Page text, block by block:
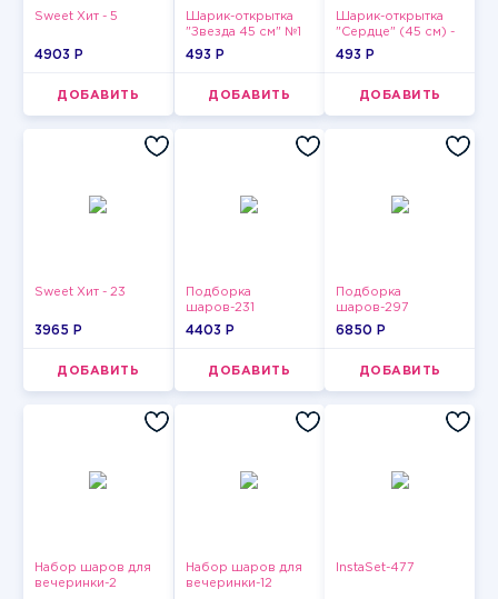
Sweet Хит - 5
4903 P
ДОБАВИТЬ
Шарик-открытка
"Звезда 45 см" №1
493 P
ДОБАВИТЬ
Шарик-открытка
"Сердце" (45 см) -
2
493 P
ДОБАВИТЬ
Sweet Хит - 23
3965 P
ДОБАВИТЬ
Подборка
шаров-231
4403 P
ДОБАВИТЬ
Подборка
шаров-297
6850 P
ДОБАВИТЬ
Набор шаров для
вечеринки-2
Набор шаров для
вечеринки-12
InstaSet-477